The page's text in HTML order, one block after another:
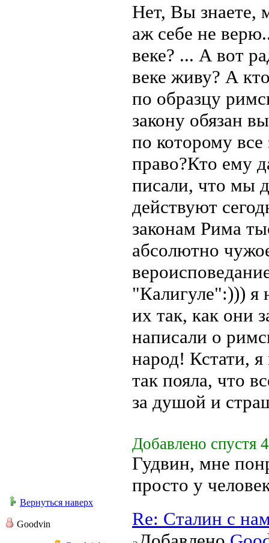
Нет, Вы знаете,
аж себе не
веке? ... А вот
веке живу? А
по образцу
закону обязан
по которому
право?Кто ему
писали, что мы
действуют
законам Рима
абсолютно
"Калигуле":)))
их так, как они
написали о
народ! Кстати,
так пояла, что
за душой и
Добавлено спустя
Гудвин, мне
просто у
Вернуться наверх
Goodvin
Re: Сталин с